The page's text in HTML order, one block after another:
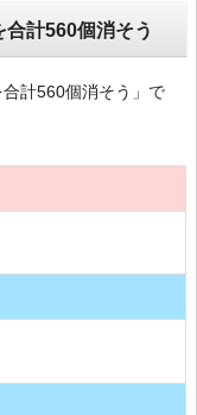
計560個消そう
計560個消そう」で